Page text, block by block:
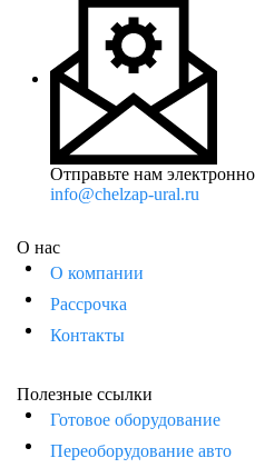
Отправьте нам
info@chelzap-ural.ru
О нас
О компании
Рассрочка
Контакты
Полезные ссылки
Готовое оборудование
Переоборудование авто